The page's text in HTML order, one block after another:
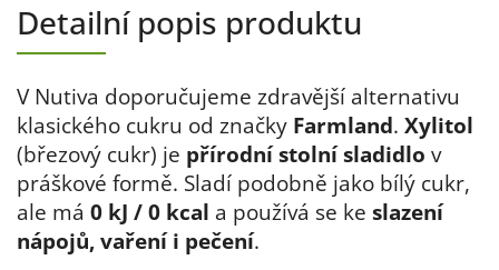
Detailní popis produktu
V Nutiva doporučujeme zdravější alternativu
klasického cukru od značky Farmland. Xylitol
(březový cukr) je přírodní stolní sladidlo v
práškové formě. Sladí podobně jako bílý cukr,
ale má 0 kJ / 0 kcal a používá se ke slazení
nápojů, vaření i pečení.